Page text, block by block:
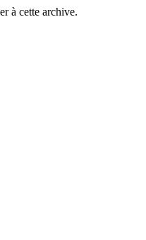
à cette archive.